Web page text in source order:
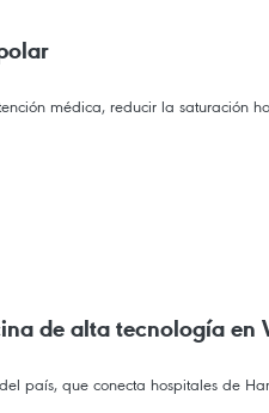
médica, reducir la saturación
de alta tecnología en
país, que conecta hospitales de